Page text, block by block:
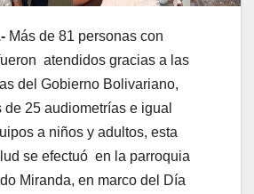
Más de 81 personas con
atendidos gracias a las
del Gobierno Bolivariano,
25 audiometrías e igual
a niños y adultos, esta
se efectuó en la parroquia
Miranda, en marco del Día